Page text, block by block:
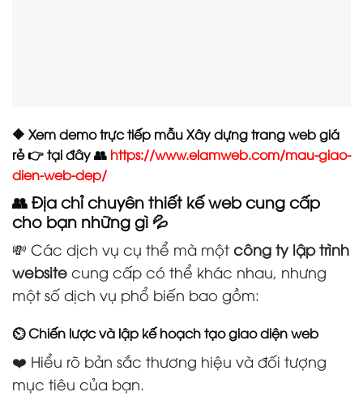
🔶 Xem demo trực tiếp mẫu Xây dựng trang web giá
rẻ 👉 tại đây 👥 https://www.elamweb.com/mau-giao-
dien-web-dep/
👥 Địa chỉ chuyên thiết kế web cung cấp
cho bạn những gì 💦
💸 Các dịch vụ cụ thể mà một công ty lập trình
website cung cấp có thể khác nhau, nhưng
một số dịch vụ phổ biến bao gồm:
⏲️ Chiến lược và lập kế hoạch tạo giao diện web
❤️ Hiểu rõ bản sắc thương hiệu và đối tượng
mục tiêu của bạn.